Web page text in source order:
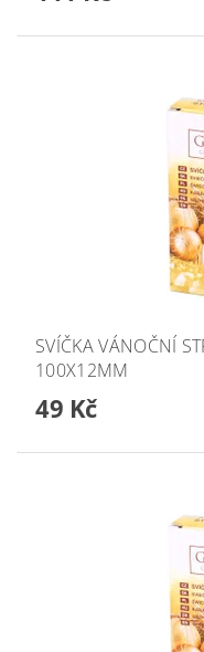
SVÍČKA VÁNOČNÍ
100X12MM
49 Kč